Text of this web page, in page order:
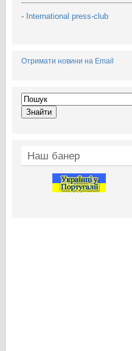
- International press-club
Отримати новини на Email
Наш банер